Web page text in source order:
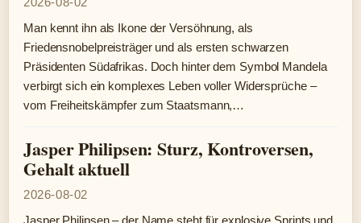
Man kennt ihn als Ikone der Versöhnung, als
Friedensnobelpreisträger und als ersten schwarzen
Präsidenten Südafrikas. Doch hinter dem Symbol Mandela
verbirgt sich ein komplexes Leben voller Widersprüche –
vom Freiheitskämpfer zum Staatsmann,…
Jasper Philipsen: Sturz, Kontroversen,
Gehalt aktuell
2026-08-02
Jasper Philipsen – der Name steht für explosive Sprints und